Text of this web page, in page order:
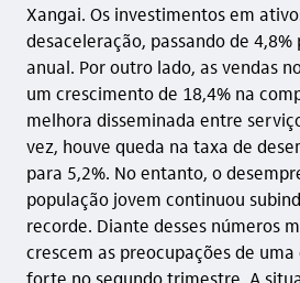
Xangai. Os investimentos em
desaceleração, passando de 4,8%
anual. Por outro lado, as vendas
um crescimento de 18,4% na
melhora disseminada entre
vez, houve queda na taxa de
para 5,2%. No entanto, o
população jovem continuou
recorde. Diante desses números
crescem as preocupações de
forte no segundo trimestre. A